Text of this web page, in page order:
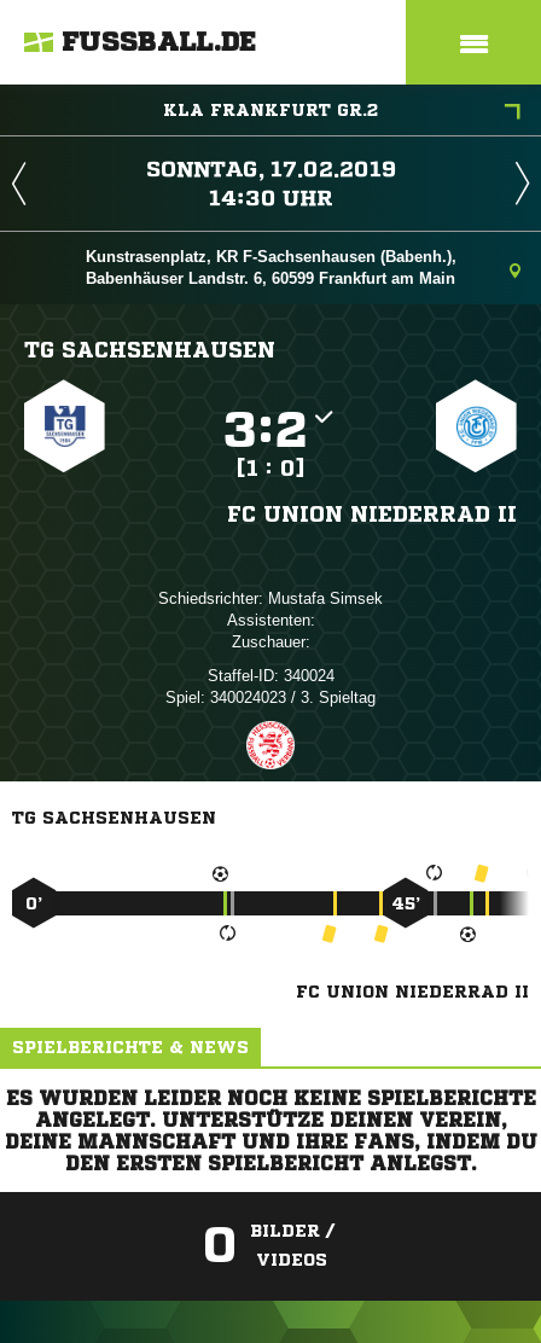
FUSSBALL.DE
KLA FRANKFURT GR.2
 
 
Kunstrasenplatz, KR F-Sachsenhausen (Babenh.),
Babenhäuser Landstr. 6, 60599 Frankfurt am Main
TG SACHSENHAUSEN
:
[1 : 0]
FC UNION NIEDERRAD II
Schiedsrichter:  
Assistenten:
Zuschauer:
Staffel-ID: 340024
Spiel: 340024023 / 3. Spieltag
TG SACHSENHAUSEN
0’ 45’
FC UNION NIEDERRAD II
SPIELBERICHTE & NEWS
ES WURDEN LEIDER NOCH KEINE SPIELBERICHTE
ANGELEGT. UNTERSTÜTZE DEINEN VEREIN,
DEINE MANNSCHAFT UND IHRE FANS, INDEM DU
DEN ERSTEN SPIELBERICHT ANLEGST.
0
BILDER /
VIDEOS